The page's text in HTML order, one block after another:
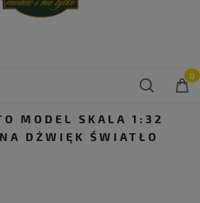
MODEL SKALA 1:32
DŻWIĘK ŚWIATŁO